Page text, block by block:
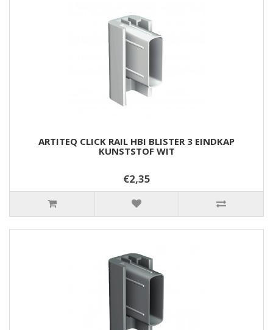
ARTITEQ CLICK RAIL HBI BLISTER 3 EINDKAP
KUNSTSTOF WIT
€2,35